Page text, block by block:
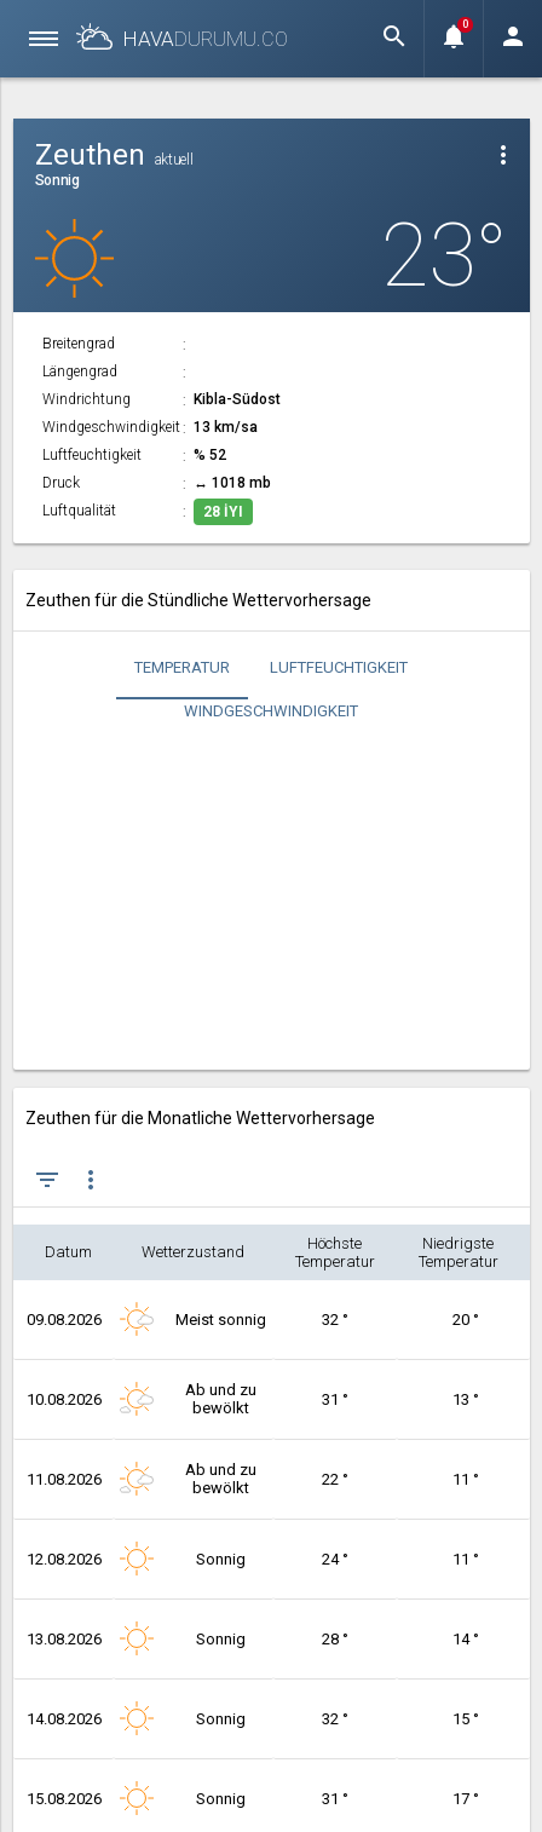
HAVADURUMU.CO search notifications
0 person
more_vert
Zeuthen
aktuell
Sonnig
23°
Breitengrad
Längengrad
Windrichtung
Kibla-Südost
Windgeschwindigkeit
13 km/sa
Luftfeuchtigkeit
% 52
Druck
↔ 1018 mb
Luftqualität
28 İYI
Zeuthen für die Stündliche Wettervorhersage
TEMPERATUR LUFTFEUCHTIGKEIT
WINDGESCHWINDIGKEIT
Zeuthen für die Monatliche Wettervorhersage
filter_list more_vert
Datum Wetterzustand
Höchste
Temperatur
Niedrigste
Temperatur
09.08.2026 Meist sonnig 32 ° 20 °
10.08.2026
Ab und zu
bewölkt
31 ° 13 °
11.08.2026
Ab und zu
bewölkt
22 ° 11 °
12.08.2026 Sonnig 24 ° 11 °
13.08.2026 Sonnig 28 ° 14 °
14.08.2026 Sonnig 32 ° 15 °
15.08.2026 Sonnig 31 ° 17 °